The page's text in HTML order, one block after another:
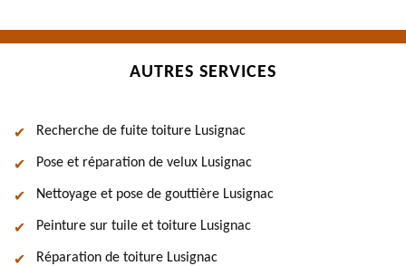
AUTRES SERVICES
Recherche de fuite toiture Lusignac
Pose et réparation de velux Lusignac
Nettoyage et pose de gouttière Lusignac
Peinture sur tuile et toiture Lusignac
Réparation de toiture Lusignac